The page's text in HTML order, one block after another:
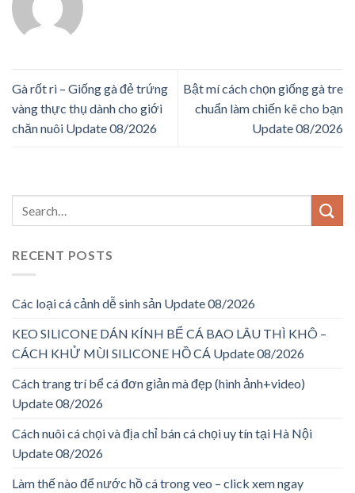
Gà rốt ri – Giống gà đẻ trứng
vàng thực thụ dành cho giới
chăn nuôi Update 08/2026
Bật mí cách chọn giống gà tre
chuẩn làm chiến kê cho bạn
Update 08/2026
RECENT POSTS
Các loại cá cảnh dễ sinh sản Update 08/2026
KEO SILICONE DÁN KÍNH BỂ CÁ BAO LÂU THÌ KHÔ –
CÁCH KHỬ MÙI SILICONE HỒ CÁ Update 08/2026
Cách trang trí bể cá đơn giản mà đẹp (hình ảnh+video)
Update 08/2026
Cách nuôi cá chọi và địa chỉ bán cá chọi uy tín tại Hà Nội
Update 08/2026
Làm thế nào để nước hồ cá trong veo – click xem ngay